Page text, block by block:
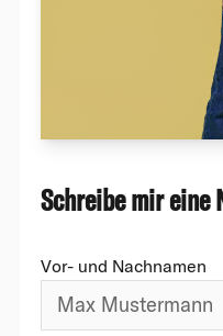
Schreibe mir eine
Vor- und Nachnamen